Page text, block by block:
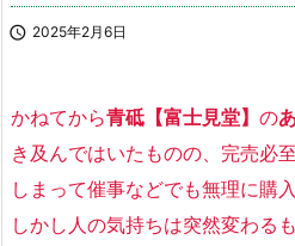
 2025年2月6日
かねてから青砥【富士見堂】 の
き及んではいたものの、完売必
しまって催事などでも無理に購
しかし人の気持ちは突然変わるも